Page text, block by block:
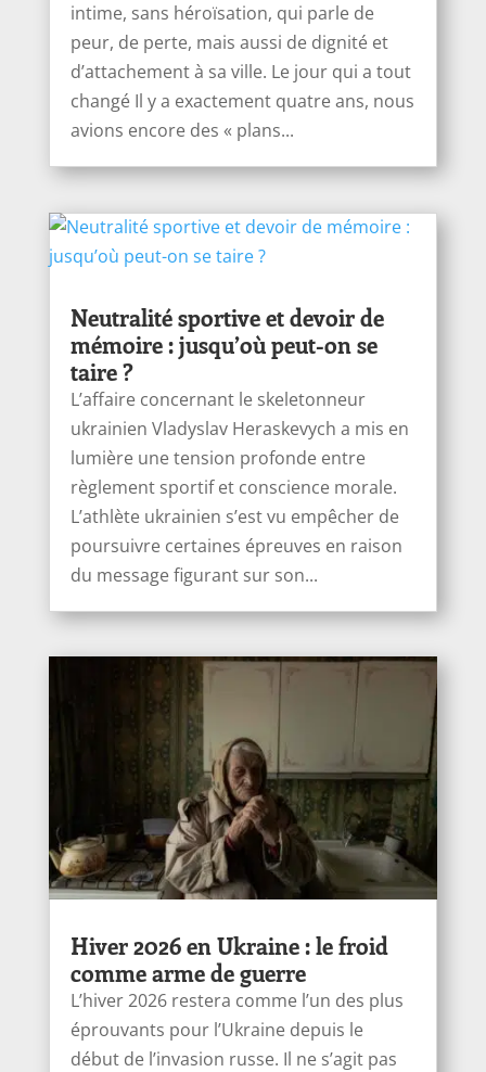
intime, sans héroïsation, qui parle de
peur, de perte, mais aussi de dignité et
d’attachement à sa ville. Le jour qui a tout
changé Il y a exactement quatre ans, nous
avions encore des « plans...
Neutralité sportive et devoir de
mémoire : jusqu’où peut-on se
taire ?
L’affaire concernant le skeletonneur
ukrainien Vladyslav Heraskevych a mis en
lumière une tension profonde entre
règlement sportif et conscience morale.
L’athlète ukrainien s’est vu empêcher de
poursuivre certaines épreuves en raison
du message figurant sur son...
Hiver 2026 en Ukraine : le froid
comme arme de guerre
L’hiver 2026 restera comme l’un des plus
éprouvants pour l’Ukraine depuis le
début de l’invasion russe. Il ne s’agit pas